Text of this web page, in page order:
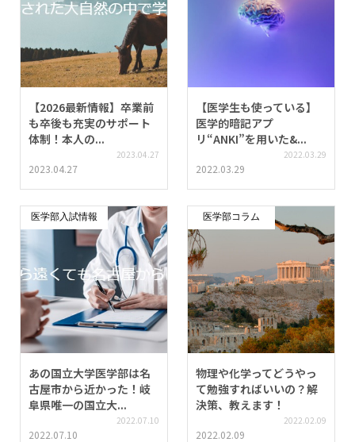
【2026最新情報】卒業前
も卒後も充実のサポート
体制！本人の...
2023.04.27
2023.04.27
【医学生も使っている】
医学的暗記アプ
リ“ANKI”を用いた&...
2022.03.29
2022.03.29
医学部入試情報
あの国立大学医学部は名
古屋市から近かった！岐
阜県唯一の国立大...
2022.07.10
2022.07.10
医学部コラム
物理や化学ってどうやっ
て勉強すればいいの？解
決策、教えます！
2022.02.09
2022.02.09